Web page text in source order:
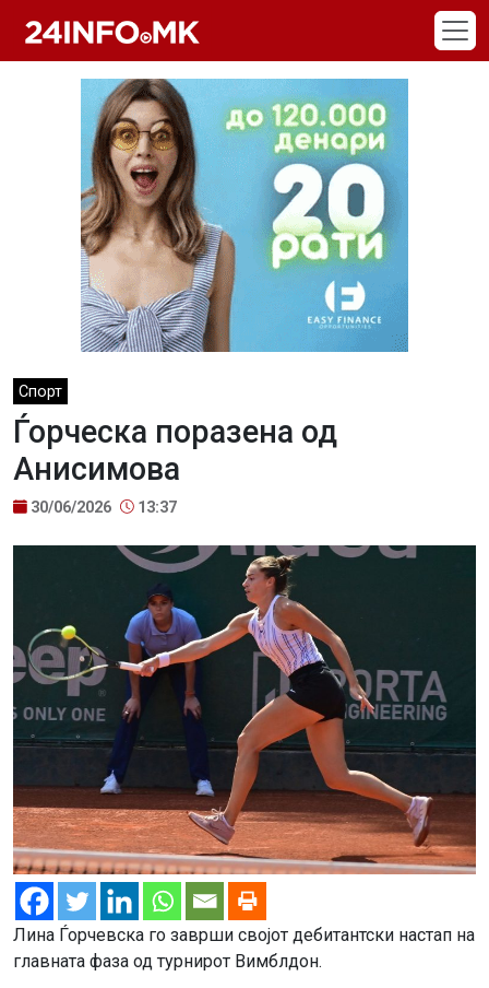
Спорт
Ѓорческа поразена од
Анисимова
30/06/2026 13:37
Лина Ѓорчевска го заврши својот дебитантски настап на
главната фаза од турнирот Вимблдон.